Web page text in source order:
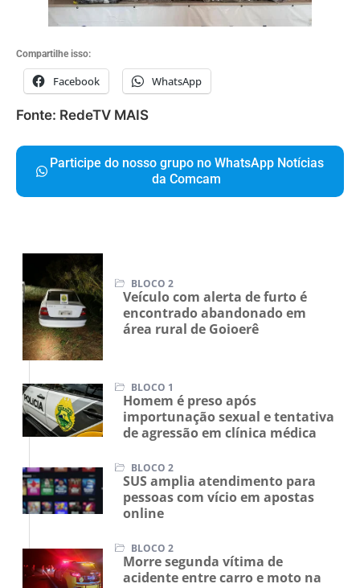
Compartilhe isso:
Facebook WhatsApp
Fonte: RedeTV MAIS
Participe do nosso grupo no WhatsApp Notícias
da Comcam
BLOCO 2
Veículo com alerta de furto é
encontrado abandonado em
área rural de Goioerê
BLOCO 1
Homem é preso após
importunação sexual e tentativa
de agressão em clínica médica
BLOCO 2
SUS amplia atendimento para
pessoas com vício em apostas
online
BLOCO 2
Morre segunda vítima de
acidente entre carro e moto na